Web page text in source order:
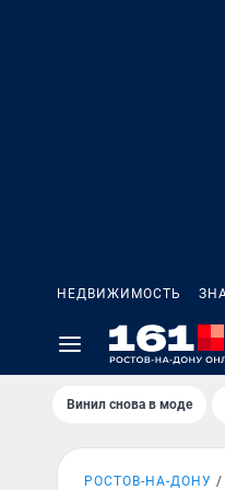
НЕДВИЖИМОСТЬ
Винил снова в моде
РОСТОВ-НА-ДОНУ